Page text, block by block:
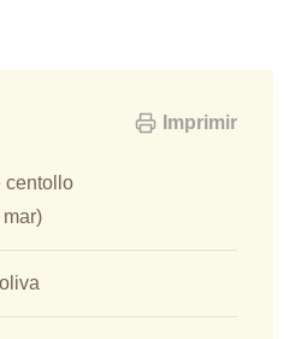
Imprimir
centollo